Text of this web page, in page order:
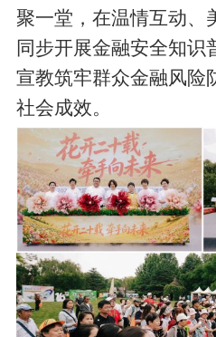
聚一堂，在温情互动、
同步开展金融安全知识
宣教筑牢群众金融风险
社会成效。